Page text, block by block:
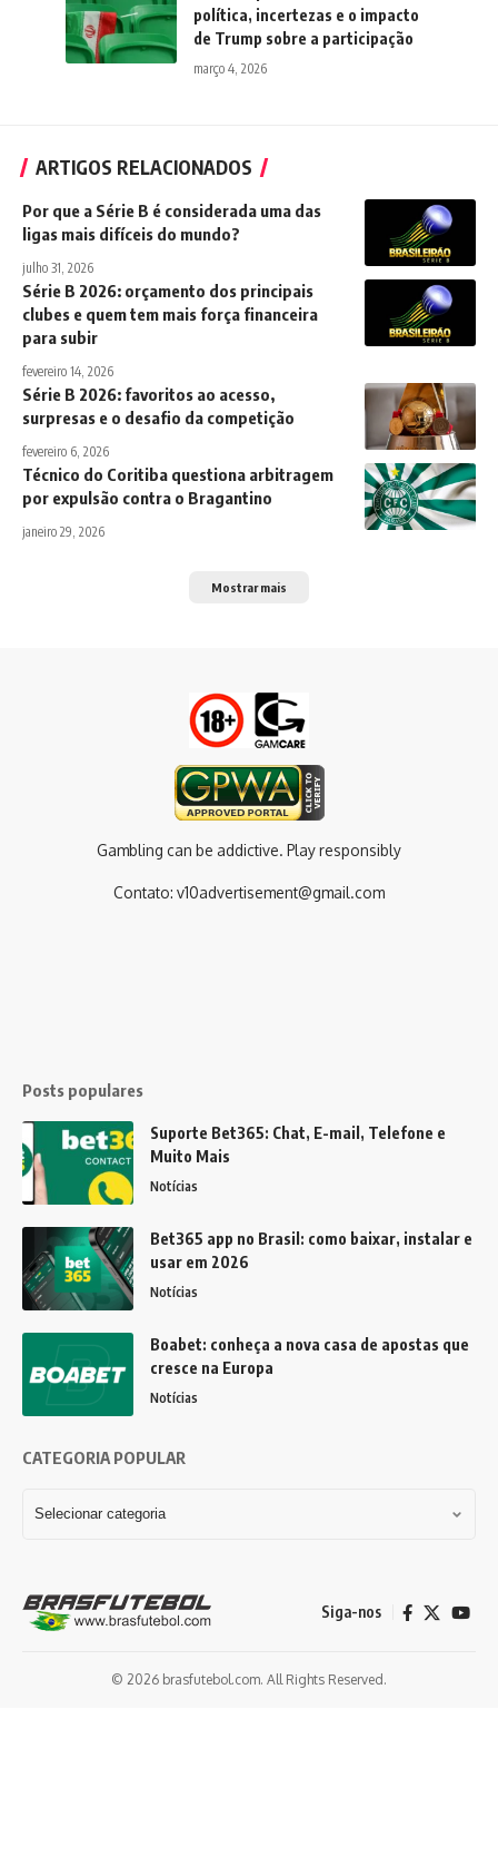
política, incertezas e o impacto
de Trump sobre a participação
março 4, 2026
ARTIGOS RELACIONADOS
Por que a Série B é considerada uma das
ligas mais difíceis do mundo?
julho 31, 2026
Série B 2026: orçamento dos principais
clubes e quem tem mais força financeira
para subir
fevereiro 14, 2026
Série B 2026: favoritos ao acesso,
surpresas e o desafio da competição
fevereiro 6, 2026
Técnico do Coritiba questiona arbitragem
por expulsão contra o Bragantino
janeiro 29, 2026
Mostrar mais
Gambling can be addictive. Play responsibly
Contato: v10advertisement@gmail.com
Posts populares
Suporte Bet365: Chat, E-mail, Telefone e
Muito Mais
Notícias
Bet365 app no Brasil: como baixar, instalar e
usar em 2026
Notícias
Boabet: conheça a nova casa de apostas que
cresce na Europa
Notícias
CATEGORIA POPULAR
Siga-nos
© 2026 brasfutebol.com. All Rights Reserved.